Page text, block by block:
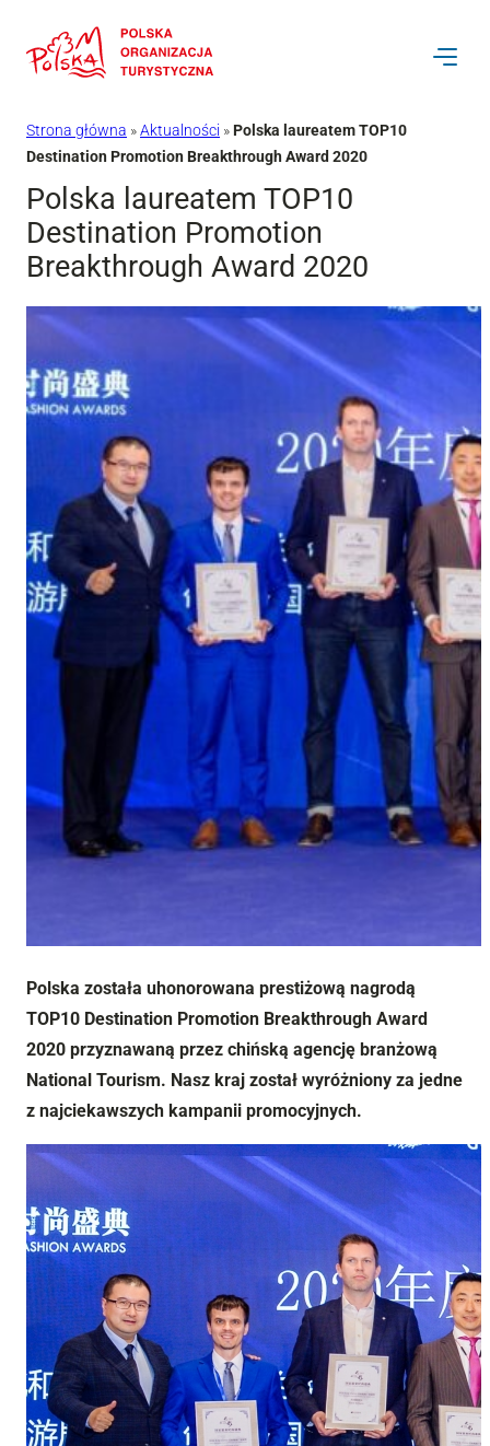
do
Strona główna »Aktualności »Polska laureatem TOP10
Destination Promotion Breakthrough Award 2020
Polska laureatem TOP10
Destination Promotion
Breakthrough Award 2020
Polska została uhonorowana prestiżową nagrodą
TOP10 Destination Promotion Breakthrough Award
2020 przyznawaną przez chińską agencję branżową
National Tourism. Nasz kraj został wyróżniony za jedne
z najciekawszych kampanii promocyjnych.